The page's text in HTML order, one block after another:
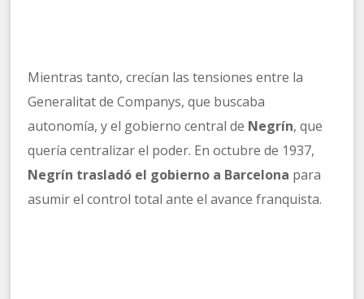
Mientras tanto, crecían las tensiones entre la
Generalitat de Companys, que buscaba
autonomía, y el gobierno central de Negrín, que
quería centralizar el poder. En octubre de 1937,
Negrín trasladó el gobierno a Barcelona para
asumir el control total ante el avance franquista.